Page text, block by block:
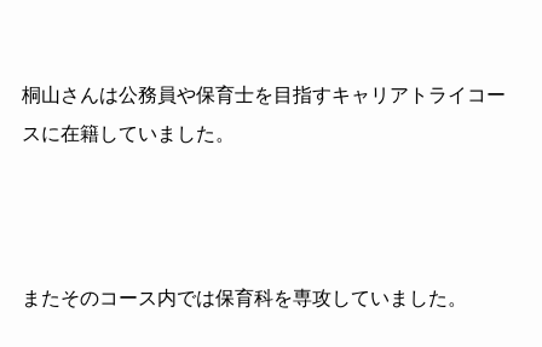
桐山さんは公務員や保育士を目指すキャリアトライコー
スに在籍していました。
またそのコース内では保育科を専攻していました。